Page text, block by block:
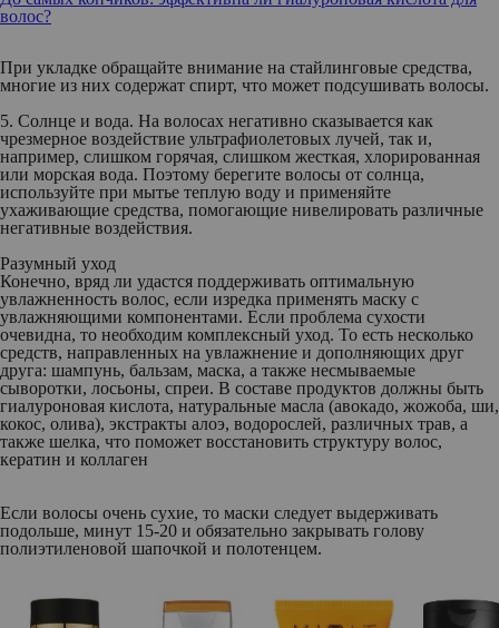
волос?
При укладке обращайте внимание на стайлинговые средства,
многие из них содержат спирт, что может подсушивать волосы.
5. Солнце и вода. На волосах негативно сказывается как
чрезмерное воздействие ультрафиолетовых лучей, так и,
например, слишком горячая, слишком жесткая, хлорированная
или морская вода. Поэтому берегите волосы от солнца,
используйте при мытье теплую воду и применяйте
ухаживающие средства, помогающие нивелировать различные
негативные воздействия.
Разумный уход
Конечно, вряд ли удастся поддерживать оптимальную
увлажненность волос, если изредка применять маску с
увлажняющими компонентами. Если проблема сухости
очевидна, то необходим комплексный уход. То есть несколько
средств, направленных на увлажнение и дополняющих друг
друга: шампунь, бальзам, маска, а также несмываемые
сыворотки, лосьоны, спреи. В составе продуктов должны быть
гиалуроновая кислота, натуральные масла (авокадо, жожоба, ши,
кокос, олива), экстракты алоэ, водорослей, различных трав, а
также шелка, что поможет восстановить структуру волос,
кератин и коллаген
Если волосы очень сухие, то маски следует выдерживать
подольше, минут 15-20 и обязательно закрывать голову
полиэтиленовой шапочкой и полотенцем.